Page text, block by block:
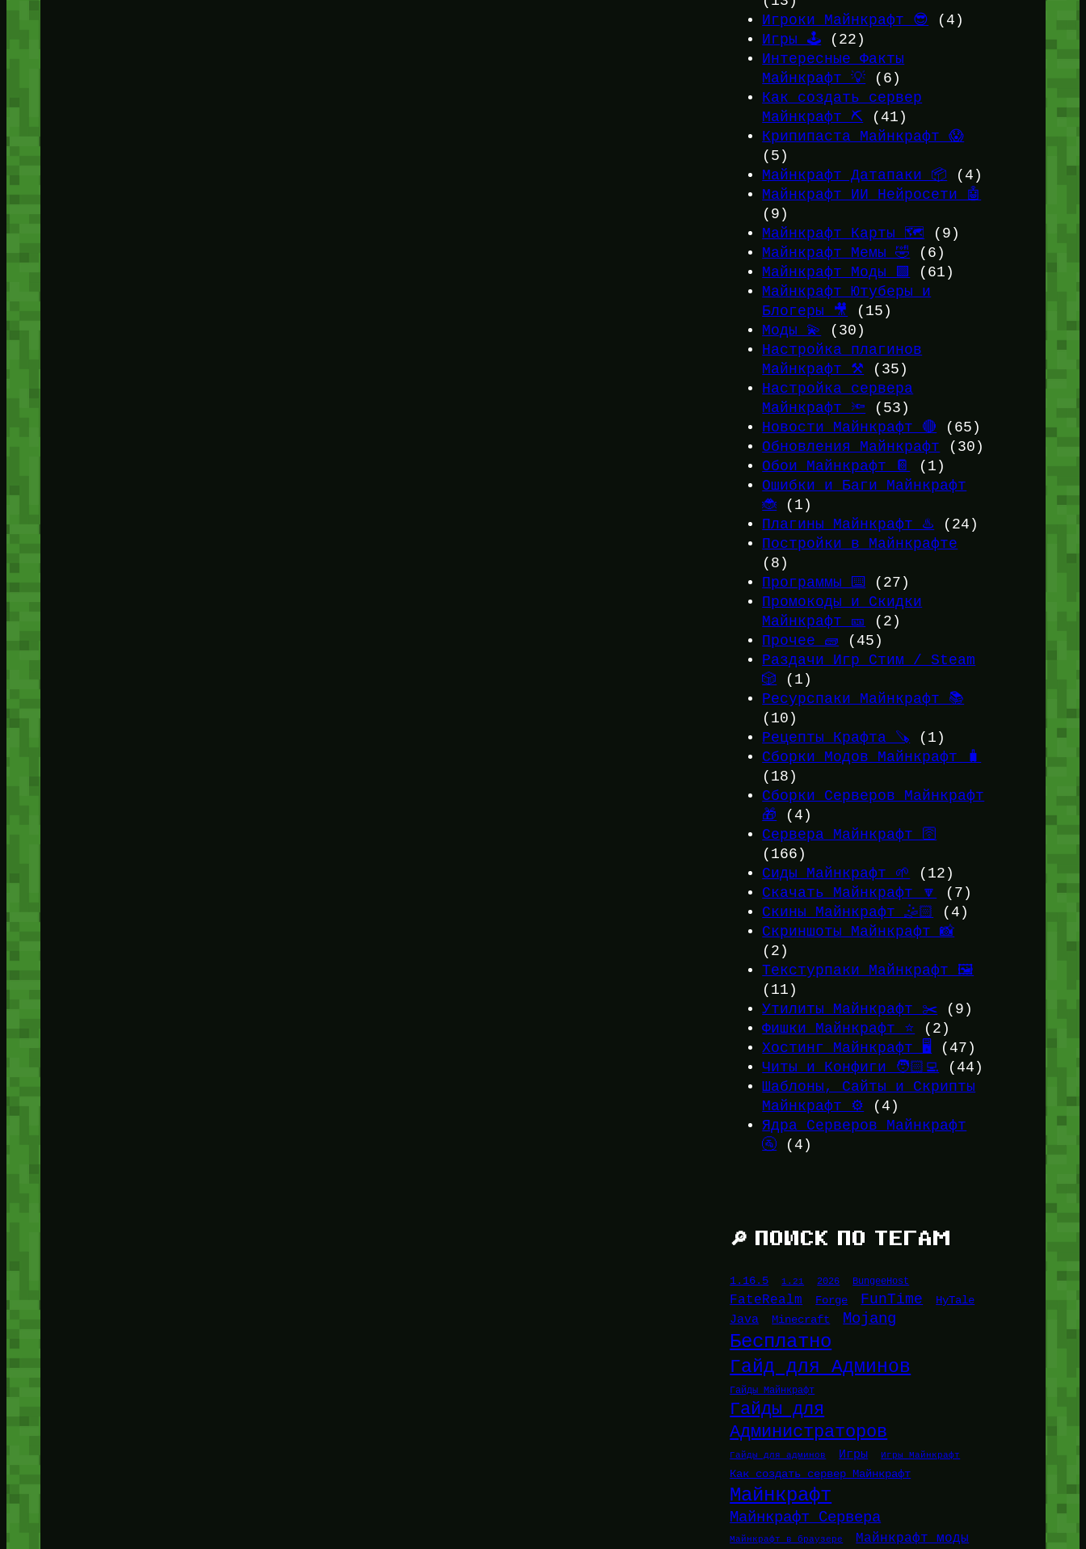
Игроки Майнкрафт 😎 (4)
Игры 🕹️ (22)
Интересные Факты
Майнкрафт 💡 (6)
Как создать сервер
Майнкрафт ⛏️ (41)
Крипипаста Майнкрафт 😱
(5)
Майнкрафт Датапаки 📦 (4)
Майнкрафт ИИ Нейросети 🤖
(9)
Майнкрафт Карты 🗺️ (9)
Майнкрафт Мемы 🤣 (6)
Майнкрафт Моды 🟩
(61)
Майнкрафт Ютуберы и
Блогеры 🎥
(15)
Моды 💫
(30)
Настройка плагинов
Майнкрафт ⚒️ (35)
Настройка сервера
Майнкрафт 🔦 (53)
Новости Майнкрафт 🔴 (65)
Обновления Майнкрафт (30)
Обои Майнкрафт 📔
(1)
Ошибки и Баги Майнкрафт
🐞 (1)
Плагины Майнкрафт ♨️ (24)
Постройки в Майнкрафте
(8)
Программы ⌨️
(27)
Промокоды и Скидки
Майнкрафт 🎫
(2)
Прочее 🧱 (45)
Раздачи Игр Стим / Steam
🎲 (1)
Ресурспаки Майнкрафт 📚
(10)
Рецепты Крафта 🪚 (1)
Сборки Модов Майнкрафт 🧳
(18)
Сборки Серверов Майнкрафт
🎁 (4)
Сервера Майнкрафт 🛜
(166)
Сиды Майнкрафт 🌱
(12)
Скачать Майнкрафт 🔽
(7)
Скины Майнкрафт 🤹🏻
(4)
Скриншоты Майнкрафт 📸
(2)
Текстурпаки Майнкрафт 🖼️
(11)
Утилиты Майнкрафт ✂️ (9)
Фишки Майнкрафт ⭐ (2)
Хостинг Майнкрафт 🖥️
(47)
Читы и Конфиги 🧑🏻‍💻 (44)
Шаблоны, Сайты и Скрипты
Майнкрафт ⚙️ (4)
Ядра Серверов Майнкрафт
🚰 (4)
🔎 ПОИСК ПО ТЕГАМ
1.16.5 1.21 2026 BungeeHost
FateRealm Forge FunTime HyTale
Java Minecraft Mojang
Бесплатно
Гайд для Админов
Гайды Майнкрафт
Гайды для
Администраторов
Гайды для админов Игры Игры Майнкрафт
Как создать сервер Майнкрафт
Майнкрафт
Майнкрафт Сервера
Майнкрафт в браузере Майнкрафт моды